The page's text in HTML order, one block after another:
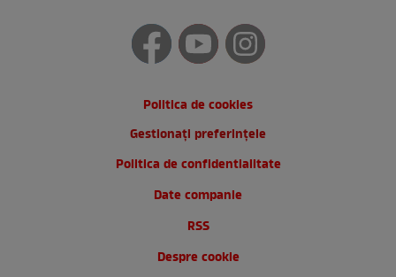
Politica de cookies
Gestionați preferințele
Politica de confidentialitate
Date companie
RSS
Despre cookie